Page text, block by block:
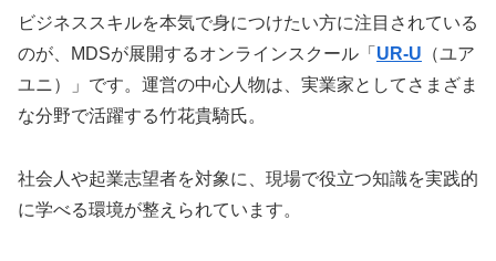
ビジネススキルを本気で身につけたい方に注目されている
のが、MDSが展開するオンラインスクール「 UR-U （ユア
ユニ）」です。運営の中心人物は、実業家としてさまざま
な分野で活躍する竹花貴騎氏。
社会人や起業志望者を対象に、現場で役立つ知識を実践的
に学べる環境が整えられています。